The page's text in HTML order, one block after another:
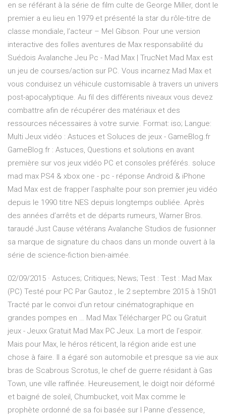
en se référant à la série de film culte de George Miller, dont le
premier a eu lieu en 1979 et présenté la star du rôle-titre de
classe mondiale, l’acteur – Mel Gibson. Pour une version
interactive des folles aventures de Max responsabilité du
Suédois Avalanche Jeu Pc - Mad Max | TrucNet Mad Max est
un jeu de courses/action sur PC. Vous incarnez Mad Max et
vous conduisez un véhicule customisable à travers un univers
post-apocalyptique. Au fil des différents niveaux vous devez
combattre afin de récupérer des matériaux et des
ressources nécessaires à votre survie. Format: iso; Langue:
Multi Jeux vidéo : Astuces et Soluces de jeux - GameBlog.fr
GameBlog.fr : Astuces, Questions et solutions en avant
première sur vos jeux vidéo PC et consoles préférés. soluce
mad max PS4 & xbox one - pc - réponse Android & iPhone
Mad Max est de frapper l’asphalte pour son premier jeu vidéo
depuis le 1990 titre NES depuis longtemps oubliée. Après
des années d’arrêts et de départs rumeurs, Warner Bros.
taraudé Just Cause vétérans Avalanche Studios de fusionner
sa marque de signature du chaos dans un monde ouvert à la
série de science-fiction bien-aimée.
02/09/2015 · Astuces; Critiques; News; Test : Test : Mad Max
(PC) Testé pour PC Par Gautoz , le 2 septembre 2015 à 15h01
Tracté par le convoi d'un retour cinématographique en
grandes pompes en … Mad Max Télécharger PC ou Gratuit
jeux - Jeuxx Gratuit Mad Max PC Jeux. La mort de l’espoir.
Mais pour Max, le héros réticent, la région aride est une
chose à faire. Il a égaré son automobile et presque sa vie aux
bras de Scabrous Scrotus, le chef de guerre résidant à Gas
Town, une ville raffinée. Heureusement, le doigt noir déformé
et baigné de soleil, Chumbucket, voit Max comme le
prophète ordonné de sa foi basée sur l Panne d'essence,